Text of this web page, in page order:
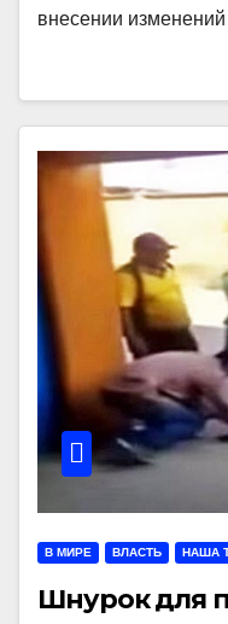
внесении
В МИРЕ ВЛАСТЬ НАША
Шнурок для